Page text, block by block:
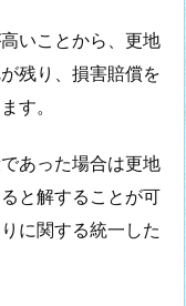
いことから、更地
残り、損害賠償を
す。
あった場合は更地
と解することが可
に関する統一した